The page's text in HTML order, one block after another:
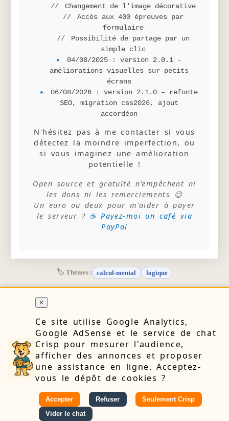
×
Ce site utilise Google Analytics,
Google AdSense et le service de chat
Crisp pour mesurer l'audience,
afficher des annonces et proposer
une assistance en ligne. Acceptez-
vous le dépôt de cookies ?
Accepter Refuser
Seulement Crisp
Vider le chat
Changement de l'image décorative
Accès aux 400 épreuves par
formulaire
Possibilité de partage par un
simple clic
04/08/2025 : version 2.0.1 –
améliorations visuelles sur petits
écrans
06/08/2026 : version 2.1.0 – refonte
SEO, migration css2026, ajout
accordéon
N'hésitez pas à me contacter si vous
détectez la moindre imperfection, ou
si vous imaginez une amélioration
potentielle !
Open source et gratuité n'empêchent ni
les dons ni les remerciements 😉
Un euro ou deux pour m'aider à payer
le serveur ? ☕ Payez-moi un café via
PayPal
🏷 Thèmes : calcul-mental logique
RETOUR
🔒 Confidentialité👤 À propos📝 Blog📧 Contact
⚙️ Cookies
🔍